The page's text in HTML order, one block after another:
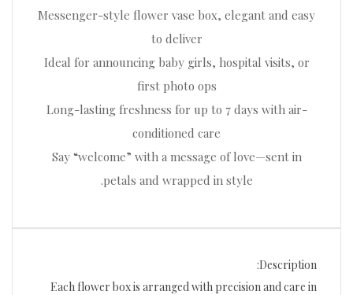
Messenger-style flower vase box, elegant and easy
to deliver
Ideal for announcing baby girls, hospital visits, or
first photo ops
Long-lasting freshness for up to 7 days with air-
conditioned care
Say “welcome” with a message of love—sent in
petals and wrapped in style.
Description:
Each flower box is arranged with precision and care in